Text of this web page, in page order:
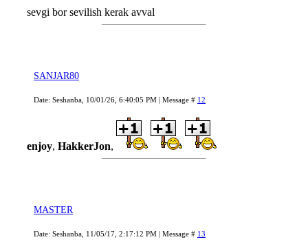
sevgi bor sevilish kerak avval
SANJAR80
Date: Seshanba, 10/01/26, 6:40:05 PM | Message # 12
enjoy, HakkerJon,
MASTER
Date: Seshanba, 11/05/17, 2:17:12 PM | Message # 13